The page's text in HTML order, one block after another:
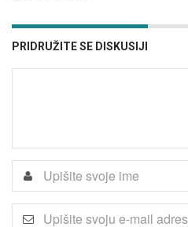
PRIDRUŽITE SE DISKUSIJI